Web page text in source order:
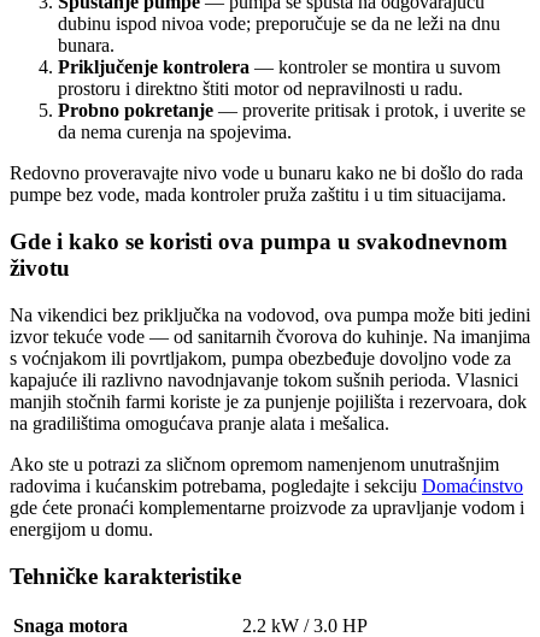
dubinu ispod nivoa vode; preporučuje se da ne leži na dnu
bunara.
Priključenje kontrolera — kontroler se montira u suvom
prostoru i direktno štiti motor od nepravilnosti u radu.
Probno pokretanje — proverite pritisak i protok, i uverite se
da nema curenja na spojevima.
Redovno proveravajte nivo vode u bunaru kako ne bi došlo do rada
pumpe bez vode, mada kontroler pruža zaštitu i u tim situacijama.
Gde i kako se koristi ova pumpa u svakodnevnom
životu
Na vikendici bez priključka na vodovod, ova pumpa može biti jedini
izvor tekuće vode — od sanitarnih čvorova do kuhinje. Na imanjima
s voćnjakom ili povrtljakom, pumpa obezbeđuje dovoljno vode za
kapajuće ili razlivno navodnjavanje tokom sušnih perioda. Vlasnici
manjih stočnih farmi koriste je za punjenje pojilišta i rezervoara, dok
na gradilištima omogućava pranje alata i mešalica.
Ako ste u potrazi za sličnom opremom namenjenom unutrašnjim
radovima i kućanskim potrebama, pogledajte i sekciju Domaćinstvo
gde ćete pronaći komplementarne proizvode za upravljanje vodom i
energijom u domu.
Tehničke karakteristike
Snaga motora
2.2 kW / 3.0 HP